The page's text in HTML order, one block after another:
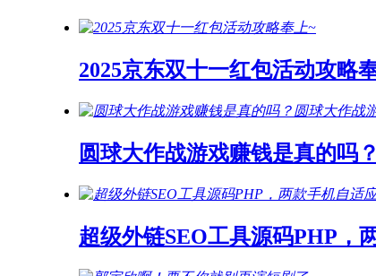
2025京东双十一红包活动攻略
圆球大作战游戏赚钱是真的吗
超级外链SEO工具源码PHP，